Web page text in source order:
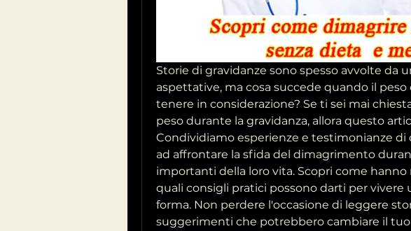
Storie di gravidanze sono spesso avvolte da
aspettative, ma cosa succede quando il
tenere in considerazione? Se ti sei mai
peso durante la gravidanza, allora questo
Condividiamo esperienze e testimonianze di
ad affrontare la sfida del dimagrimento
importanti della loro vita. Scopri come
quali consigli pratici possono darti per vivere
forma. Non perdere l'occasione di leggere
suggerimenti che potrebbero cambiare il